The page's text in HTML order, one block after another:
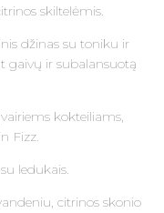
skiltelėmis.
džinas su toniku ir
gaivų ir subalansuotą
kokteiliams,
Fizz.
ledukais.
citrinos skonio